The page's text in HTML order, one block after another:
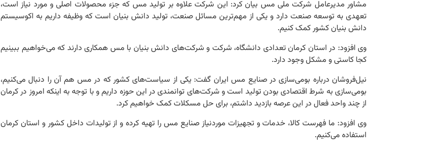
مشاور مدیرعامل شرکت ملی مس بیان کرد: این شرکت علاوه بر تولید مس که جزء محصولات اصلی و مورد نیاز است،
تعهدی به توسعه صنعت دارد و یکی از مهم‌ترین مسائل صنعت، تولید دانش بنیان است که وظیفه داریم به اکوسیستم
دانش بنیان کشور کمک‌ کنیم.
وی افزود: در استان کرمان تعدادی دانشگاه، شرکت و شرکت‌های دانش بنیان با مس همکاری دارند که می‌خواهیم ببینیم
کجا کاستی و مشکل وجود دارد.
نیل‌فروشان درباره بومی‌سازی در صنایع مس ایران گفت: یکی از سیاست‌های کشور که در مس هم آن را دنبال می‌کنیم،
بومی‌سازی به شرط اقتصادی بودن تولید است و شرکت‌های توانمندی در این حوزه داریم و با توجه به اینکه امروز در کرمان
از چند واحد فعال در این عرصه بازدید داشتم، برای حل مسکلات کمک‌ خواهیم کرد.
وی افزود: ما فهرست کالا، خدمات و تجهیزات موردنیاز صنایع مس را تهیه کرده و از تولیدات داخل کشور و استان کرمان
استفاده می‌کنیم‌.